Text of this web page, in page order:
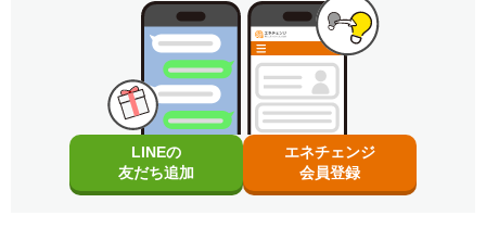
・エバーグリーン・リテイリングの特典を受け取っている場合。
※エネチェンジのオンラインサービス経由以外から受け取っている場合も含む
※お申込み内容に不足・不備等があり、特典実施期間内に不備等が解消されない
場合は、本特典は適用されません。
※本提供条件書記載事項以外の部分については、エバーグリーン・リテイリング
株式会社の「電気需給約款」の規定を適用いたします。
※エバーグリーン・リテイリング株式会社が不正なお申し込みと判断した場合、
本特典は適用となりません。
※同時期にエバーグリーン・リテイリングが実施するキャンペーン・特典との重
複適用はいたしません。
更新日2026年8月1日
・070、080、090から始まる携帯電話番号のみお申込みいただけま
す。固定電話番号や050から始まる電話番号はお申込み対象外となりま
・「エバーグリーン（電気料金お知らせ）」LINE公式アカウントはエ
バーグリーン・リテイリング株式会社が運営しています。LINE株式会
社が提供、または新たに取得される情報の取り扱いについては
https://terms.line.me/OA_privacy/sp?lang=ja&_fsi=VQ6HG3apよりご確
・エバーグリーン・リテイリング株式会社の個人情報保護方針は
https://www.egmkt.co.jp/privacy/よりご確認いただけます。
・「エバーグリーン（電気料金お知らせ）」のアカウントを友だち登録
していただくと、エバーグリーン・リテイリングからキャンペーン等の
・電気の使用開始日から12カ月間の電気料金支払い額がキャッシュバック金額を
・電気の使用開始から12カ月後時点で、支払期限を過ぎた電気料金の未払いがな
・適用条件の契約継続期間を達成後2カ月後の月末までに、エネチェンジより特典
受け取りに関するご案内メールをお送りします。
（ご登録のメールアドレスに誤りがあった場合、特典お受け取りの手続きができ
ませんのでご注意ください。）
・ご案内メールに、受け取りの手順が記載されています。手順に沿ってお受け取
り方法の登録をお願いいたします。
・特典お受け取りの有効期限は、エネチェンジからのご案内メール送信後90日以
たは委託会社が不適切であると判断する作業はお受けできません。
※本サービスの提供に伴って一時停電する場合や、また停電により電気
機器の故障やパソコンのデータの消失等が生じる場合があります。
※本サービスは東京電力パワーグリッドまたは東京電力パワーグリッド
が委託する電気のプロが駆け付け、点検、調査、応急処置をいたしま
※本サービスの詳細につきましては、サービス規約をご確認ください。
（エバーグリーン・リテイリングHPよりダウンロードいただけます）
LINEで電気料金お知らせ
・毎月の電気料金をLINEでお知らせします（※）
・月額50円 (年額600円)の割引が適用されます
LINEの
友だち追加
エネチェンジ
会員登録